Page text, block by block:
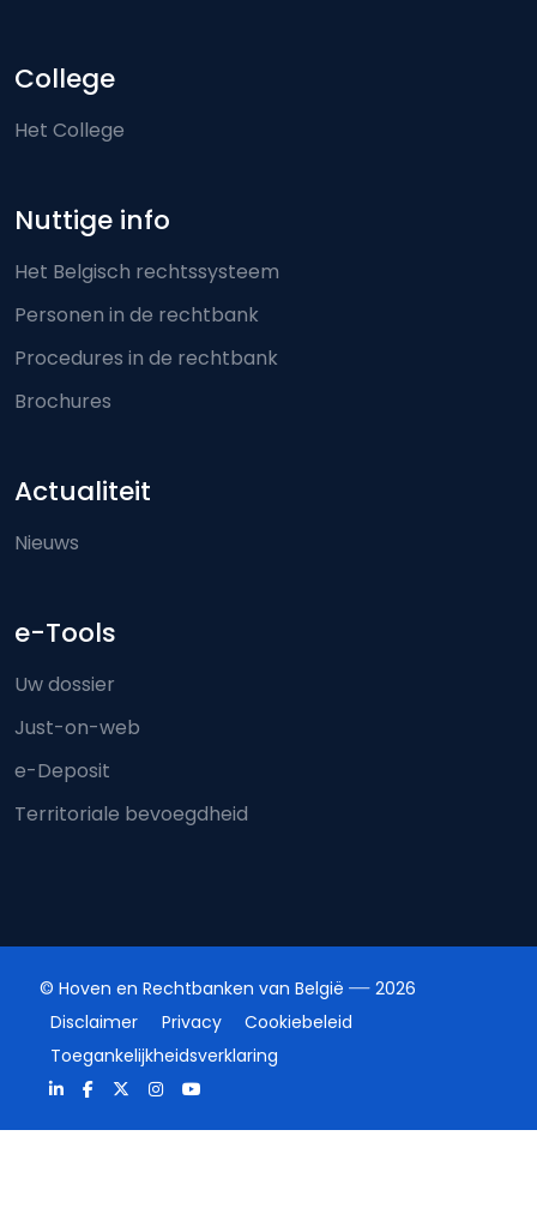
College
Het College
Nuttige info
Het Belgisch rechtssysteem
Personen in de rechtbank
Procedures in de rechtbank
Brochures
Actualiteit
Nieuws
e-Tools
Uw dossier
Just-on-web
e-Deposit
Territoriale bevoegdheid
© Hoven en Rechtbanken van België
2026
Disclaimer
Privacy
Cookiebeleid
Toegankelijkheidsverklaring